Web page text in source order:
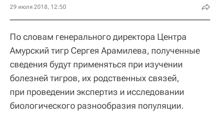
29 июля 2018, 12:50
По словам генерального директора Центра
Амурский тигр Сергея Арамилева, полученные
сведения будут применяться при изучении
болезней тигров, их родственных связей,
при проведении экспертиз и исследовании
биологического разнообразия популяции.